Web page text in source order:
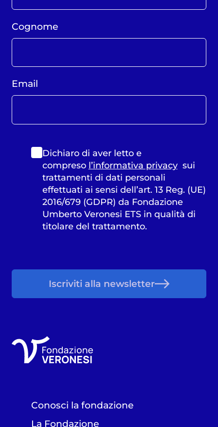
Cognome
Email
Dichiaro di aver letto e
compreso l’informativa privacysui
trattamenti di dati personali
effettuati ai sensi dell’art. 13 Reg. (UE)
2016/679 (GDPR) da Fondazione
Umberto Veronesi ETS in qualità di
titolare del trattamento.
Iscriviti alla newsletter
Conosci la fondazione
La Fondazione